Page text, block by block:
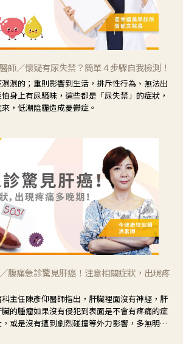
師／懷疑有尿失禁？簡單４步驟自我檢測！
濕的；重則影響到生活，排斥性行為、無法出
身上有尿騷味，這些都是「尿失禁」的症狀，
，低潮陰霾造成憂鬱症。
腹痛急診驚見肝癌！注意相關症狀，出現疼
主任陳彥仰醫師指出，肝臟裡面沒有神經，肝
的腫瘤如果沒有侵犯到表面是不會有疼痛的症
或是沒有遭到劇烈碰撞等外力影響，多無明顯